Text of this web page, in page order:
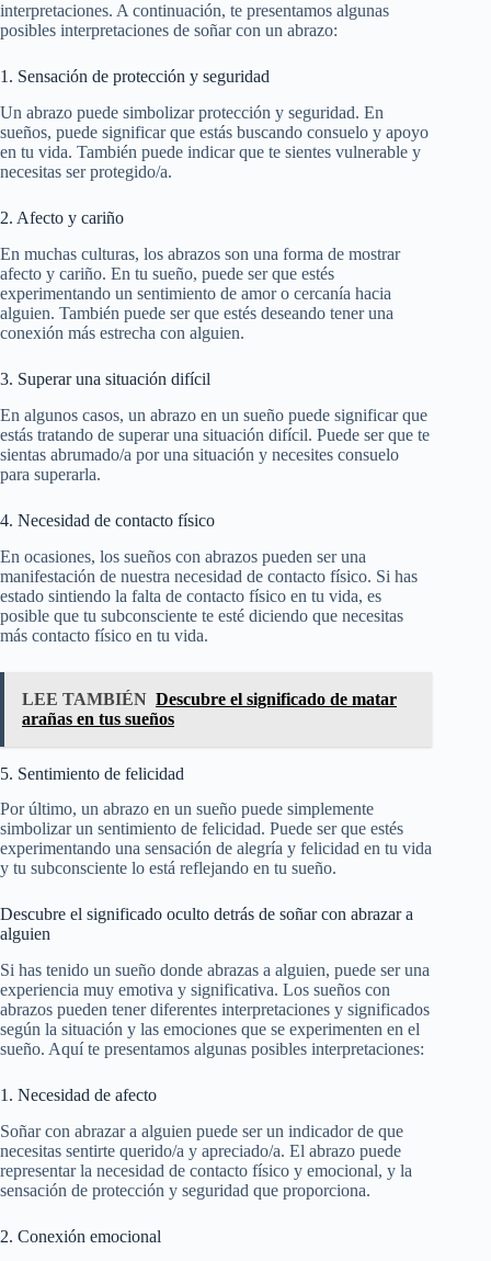
interpretaciones. A continuación, te presentamos algunas
posibles interpretaciones de soñar con un abrazo:
1. Sensación de protección y seguridad
Un abrazo puede simbolizar protección y seguridad. En
sueños, puede significar que estás buscando consuelo y apoyo
en tu vida. También puede indicar que te sientes vulnerable y
necesitas ser protegido/a.
2. Afecto y cariño
En muchas culturas, los abrazos son una forma de mostrar
afecto y cariño. En tu sueño, puede ser que estés
experimentando un sentimiento de amor o cercanía hacia
alguien. También puede ser que estés deseando tener una
conexión más estrecha con alguien.
3. Superar una situación difícil
En algunos casos, un abrazo en un sueño puede significar que
estás tratando de superar una situación difícil. Puede ser que te
sientas abrumado/a por una situación y necesites consuelo
para superarla.
4. Necesidad de contacto físico
En ocasiones, los sueños con abrazos pueden ser una
manifestación de nuestra necesidad de contacto físico. Si has
estado sintiendo la falta de contacto físico en tu vida, es
posible que tu subconsciente te esté diciendo que necesitas
más contacto físico en tu vida.
LEE TAMBIÉN Descubre el significado de matar
arañas en tus sueños
5. Sentimiento de felicidad
Por último, un abrazo en un sueño puede simplemente
simbolizar un sentimiento de felicidad. Puede ser que estés
experimentando una sensación de alegría y felicidad en tu vida
y tu subconsciente lo está reflejando en tu sueño.
Descubre el significado oculto detrás de soñar con abrazar a
alguien
Si has tenido un sueño donde abrazas a alguien, puede ser una
experiencia muy emotiva y significativa. Los sueños con
abrazos pueden tener diferentes interpretaciones y significados
según la situación y las emociones que se experimenten en el
sueño. Aquí te presentamos algunas posibles interpretaciones:
1. Necesidad de afecto
Soñar con abrazar a alguien puede ser un indicador de que
necesitas sentirte querido/a y apreciado/a. El abrazo puede
representar la necesidad de contacto físico y emocional, y la
sensación de protección y seguridad que proporciona.
2. Conexión emocional